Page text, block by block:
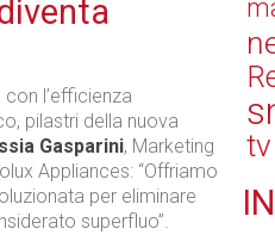
l’efficienza
pilastri della nuova
Gasparini, Marketing
Appliances: “Offriamo
per eliminare
superfluo”.
tv
IN